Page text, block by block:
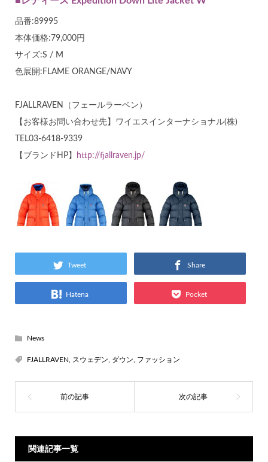
品番:89995
本体価格:79,000円
サイズ:S / M
色展開:FLAME ORANGE/NAVY
FJALLRAVEN（フェールラーベン）
【お客様お問い合わせ先】ワイエスインターナショナル(株)
TEL03-6418-9339
【ブランドHP】
http://fjallraven.jp/
Tweet Share
Hatena Pocket
News
FJALLRAVEN スウェデン ダウン ファッション
関連記事一覧